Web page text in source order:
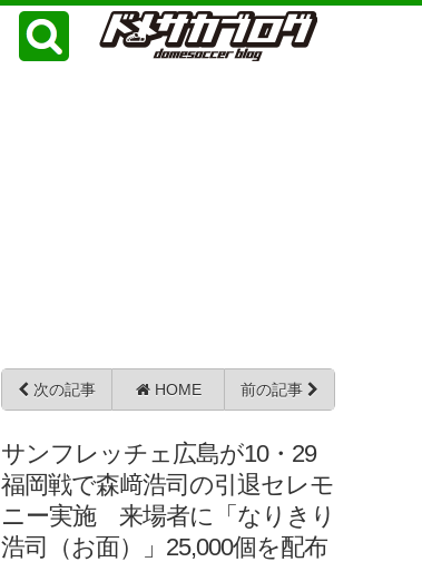
次の記事 HOME 前の記事
サンフレッチェ広島が10・29
福岡戦で森﨑浩司の引退セレモ
ニー実施 来場者に「なりきり
浩司（お面）」25,000個を配布